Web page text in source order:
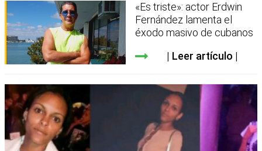
«Es triste»: actor Erdwin
Fernández lamenta el
éxodo masivo de cubanos
Leer artículo